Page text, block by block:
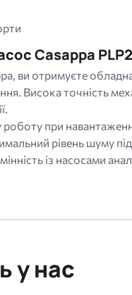
Casappa
ви отримуєте
Висока точність
роботу при
рівень шуму
із насосами
у нас